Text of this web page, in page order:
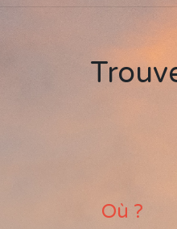
Trouver un artisan chauffagiste près de chez
Où ?